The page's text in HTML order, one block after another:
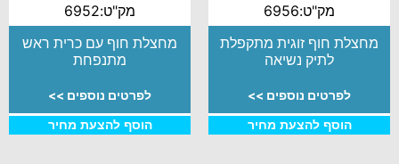
מק"ט:6956
מחצלת חוף זוגית מתקפלת
לתיק נשיאה
לפרטים נוספים >>
הוסף להצעת מחיר
מק"ט:6952
מחצלת חוף עם כרית ראש
מתנפחת
לפרטים נוספים >>
הוסף להצעת מחיר